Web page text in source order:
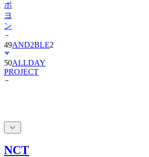
ボ
ヨ
ン
49AND2BLE2
50ALLDAY
PROJECT
NCT